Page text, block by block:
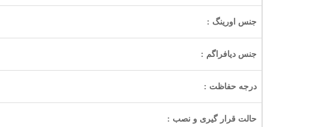
جنس اورینگ :
جنس دیافراگم :
درجه حفاظت :
حالت قرار گیری و نصب :